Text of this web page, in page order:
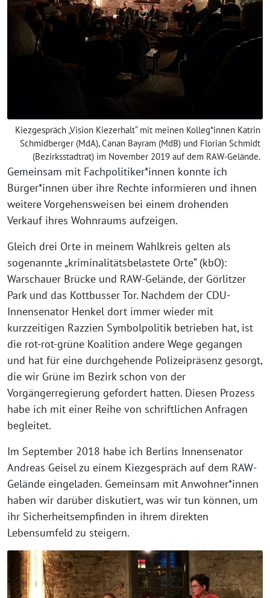
Kiezgespräch „Vision Kiezerhalt“ mit meinen Kolleg*innen Katrin
Schmidberger (MdA), Canan Bayram (MdB) und Florian Schmidt
(Bezirksstadtrat) im November 2019 auf dem RAW-Gelände.
Gemeinsam mit Fachpolitiker*innen konnte ich
Bürger*innen über ihre Rechte informieren und ihnen
weitere Vorgehensweisen bei einem drohenden
Verkauf ihres Wohnraums aufzeigen.
Gleich drei Orte in meinem Wahlkreis gelten als
sogenannte „kriminalitätsbelastete Orte“ (kbO):
Warschauer Brücke und RAW-Gelände, der Görlitzer
Park und das Kottbusser Tor. Nachdem der CDU-
Innensenator Henkel dort immer wieder mit
kurzzeitigen Razzien Symbolpolitik betrieben hat, ist
die rot-rot-grüne Koalition andere Wege gegangen
und hat für eine durchgehende Polizeipräsenz gesorgt,
die wir Grüne im Bezirk schon von der
Vorgängerregierung gefordert hatten. Diesen Prozess
habe ich mit einer Reihe von schriftlichen Anfragen
begleitet.
Im September 2018 habe ich Berlins Innensenator
Andreas Geisel zu einem Kiezgespräch auf dem RAW-
Gelände eingeladen. Gemeinsam mit Anwohner*innen
haben wir darüber diskutiert, was wir tun können, um
ihr Sicherheitsempfinden in ihrem direkten
Lebensumfeld zu steigern.